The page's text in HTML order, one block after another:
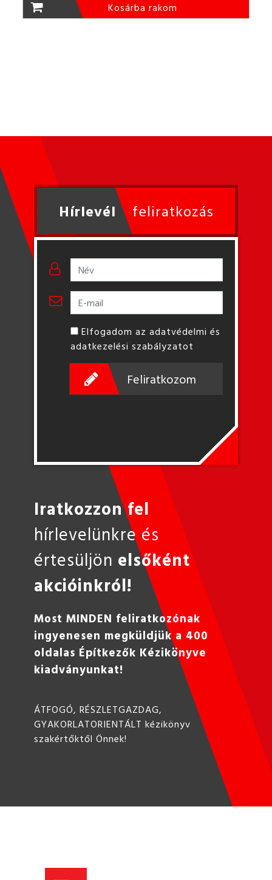
Kosárba rakom
Hírlevél feliratkozás
Elfogadom az adatvédelmi és
adatkezelési szabályzatot
Feliratkozom
Iratkozzon fel
hírlevelünkre és
értesüljön elsőként
akcióinkról!
Most MINDEN feliratkozónak
ingyenesen megküldjük a 400
oldalas Építkezők Kézikönyve
kiadványunkat!
ÁTFOGÓ, RÉSZLETGAZDAG,
GYAKORLATORIENTÁLT kézikönyv
szakértőktől Önnek!